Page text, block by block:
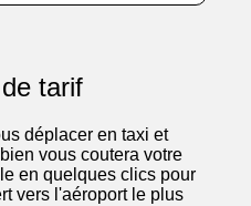
tarif
déplacer en taxi et
vous coutera votre
en quelques clics pour
vers l'aéroport le plus